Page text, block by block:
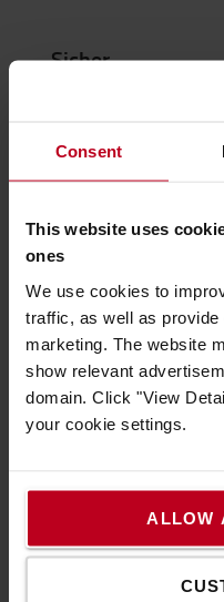
Consent
This website uses
ones
We use cookies to
traffic, as well as
marketing. The website
show relevant
domain. Click "View
your cookie settings.
ALLOW
Sicher
Hervorragende
im Innen- und
Manövrierbar
Dank des scharfen
sich der Stapler
wie Produktions-
Hohe Leistung im
geschützten
anspruchsvolle